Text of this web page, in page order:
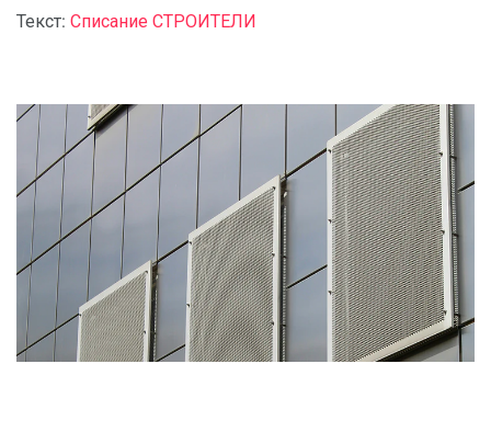
Текст: Списание СТРОИТЕЛИ